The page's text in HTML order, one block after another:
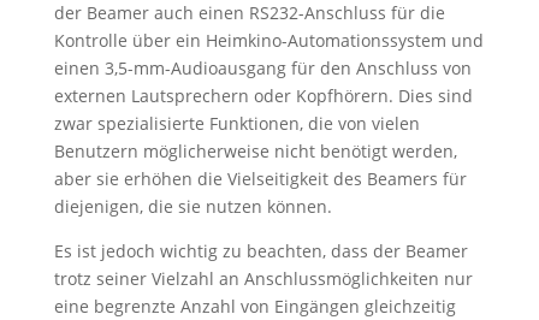
der Beamer auch einen RS232-Anschluss für die
Kontrolle über ein Heimkino-Automationssystem und
einen 3,5-mm-Audioausgang für den Anschluss von
externen Lautsprechern oder Kopfhörern. Dies sind
zwar spezialisierte Funktionen, die von vielen
Benutzern möglicherweise nicht benötigt werden,
aber sie erhöhen die Vielseitigkeit des Beamers für
diejenigen, die sie nutzen können.
Es ist jedoch wichtig zu beachten, dass der Beamer
trotz seiner Vielzahl an Anschlussmöglichkeiten nur
eine begrenzte Anzahl von Eingängen gleichzeitig